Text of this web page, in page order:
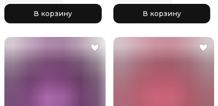
В корзину В корзину